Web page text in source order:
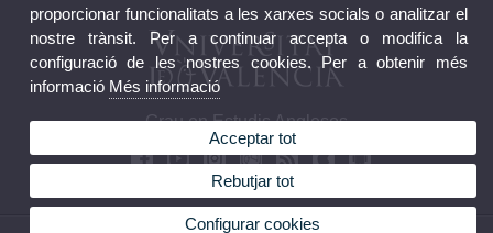
Grau en Estudis Anglesos
proporcionar funcionalitats a les xarxes socials o analitzar el
nostre trànsit. Per a continuar accepta o modifica la
configuració de les nostres cookies. Per a obtenir més
informació Més informació
Acceptar tot
Rebutjar tot
Configurar cookies